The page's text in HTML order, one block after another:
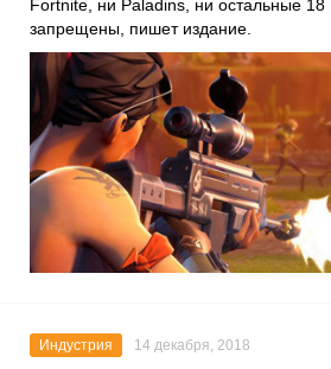
Fortnite, ни Paladins, ни остальные 18
запрещены, пишет издание.
Индустрия 14 декабря, 2018